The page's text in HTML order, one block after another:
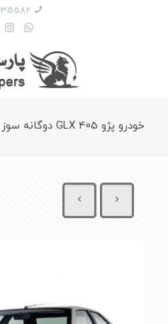
خودرو پژو GLX 405 دوگانه سوز دنده ای سال 1396